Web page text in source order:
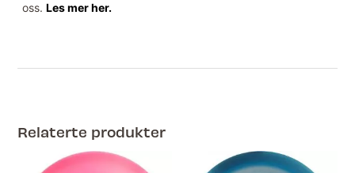
oss.Les mer her.
Relaterte produkter